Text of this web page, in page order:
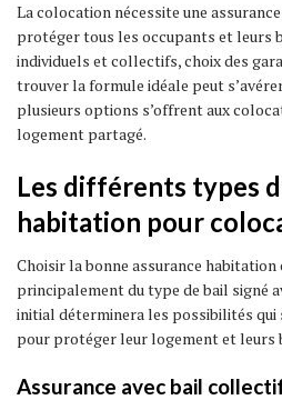
La colocation nécessite une
protéger tous les occupants et leurs
individuels et collectifs, choix des
trouver la formule idéale peut
plusieurs options s’offrent aux
logement partagé.
Les différents types
habitation pour
Choisir la bonne assurance
principalement du type de bail signé
initial déterminera les possibilités qui
pour protéger leur logement et leurs
Assurance avec bail